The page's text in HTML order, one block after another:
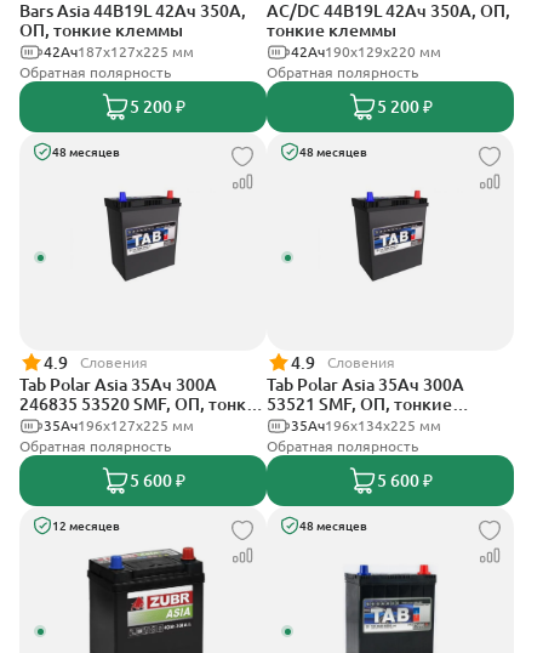
Bars Asia 44B19L 42Ач 350А,
ОП, тонкие клеммы
187x127x225 мм
42Ач
Обратная полярность
5 200 ₽
AC/DC 44B19L 42Ач 350А, ОП,
тонкие клеммы
190x129x220 мм
42Ач
Обратная полярность
5 200 ₽
48 месяцев
4.9 Словения
Tab Polar Asia 35Ач 300А
246835 53520 SMF, ОП, тонкие
клеммы196x127x225 мм
35Ач
Обратная полярность
5 600 ₽
48 месяцев
4.9 Словения
Tab Polar Asia 35Ач 300А
53521 SMF, ОП, тонкие
клеммы196x134x225 мм
35Ач
Обратная полярность
5 600 ₽
12 месяцев 48 месяцев